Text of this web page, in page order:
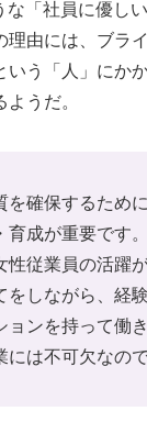
「社員に優し
理由には、ブラ
いう「人」にか
うだ。
を確保するため
育成が重要です
性従業員の活躍
をしながら、経
ョンを持って働
は不可欠なの